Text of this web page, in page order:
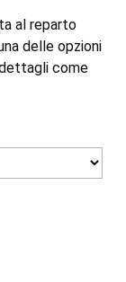
al reparto
delle opzioni
come